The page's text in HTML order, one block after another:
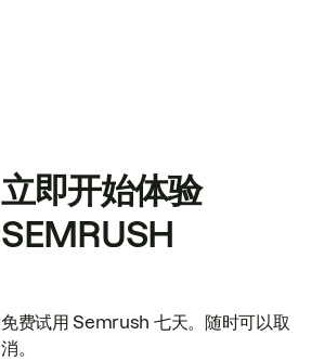
立即开始体验
SEMRUSH
免费试用 Semrush 七天。随时可以取
消。